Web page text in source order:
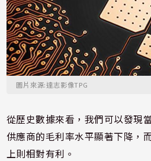
圖片來源:達志影像TPG
從歷史數據來看，我們可以發現
供應商的毛利率水平顯著下降，
上則相對有利。